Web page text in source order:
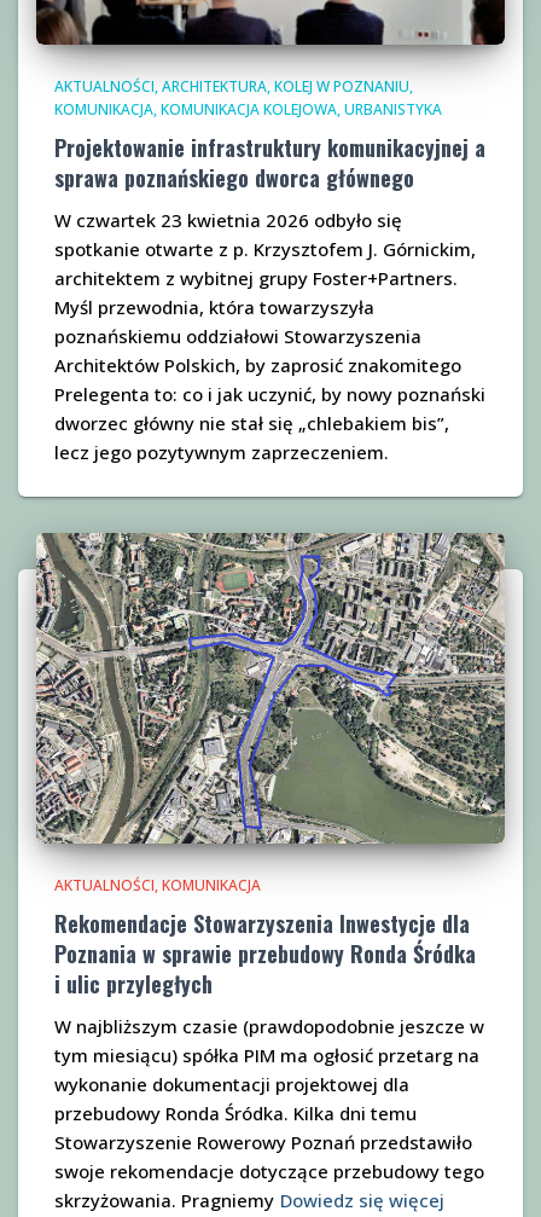
AKTUALNOŚCI ARCHITEKTURA KOLEJ W POZNANIU
KOMUNIKACJA KOMUNIKACJA KOLEJOWA URBANISTYKA
Projektowanie infrastruktury komunikacyjnej a
sprawa poznańskiego dworca głównego
W czwartek 23 kwietnia 2026 odbyło się
spotkanie otwarte z p. Krzysztofem J. Górnickim,
architektem z wybitnej grupy Foster+Partners.
Myśl przewodnia, która towarzyszyła
poznańskiemu oddziałowi Stowarzyszenia
Architektów Polskich, by zaprosić znakomitego
Prelegenta to: co i jak uczynić, by nowy poznański
dworzec główny nie stał się „chlebakiem bis”,
lecz jego pozytywnym zaprzeczeniem.
AKTUALNOŚCI KOMUNIKACJA
Rekomendacje Stowarzyszenia Inwestycje dla
Poznania w sprawie przebudowy Ronda Śródka
i ulic przyległych
W najbliższym czasie (prawdopodobnie jeszcze w
tym miesiącu) spółka PIM ma ogłosić przetarg na
wykonanie dokumentacji projektowej dla
przebudowy Ronda Śródka. Kilka dni temu
Stowarzyszenie Rowerowy Poznań przedstawiło
swoje rekomendacje dotyczące przebudowy tego
skrzyżowania. Pragniemy Dowiedz się więcej